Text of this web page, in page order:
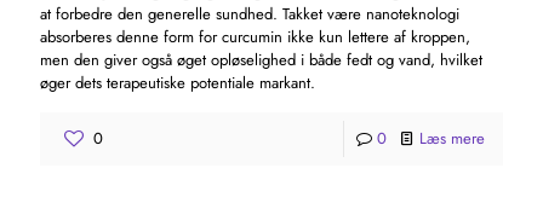
at forbedre den generelle sundhed. Takket være nanoteknologi
absorberes denne form for curcumin ikke kun lettere af kroppen,
men den giver også øget opløselighed i både fedt og vand, hvilket
øger dets terapeutiske potentiale markant.
0 0 Læs mere